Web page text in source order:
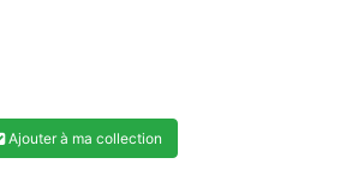
Ajouter à ma collection